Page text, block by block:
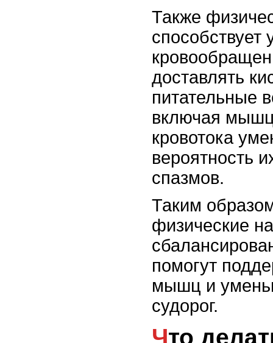
Также
доставлять
питательные
включая
кровотока
вероятность
спазмов.
Таким
физические
помогут
мышц и
судорог.
Что делать при